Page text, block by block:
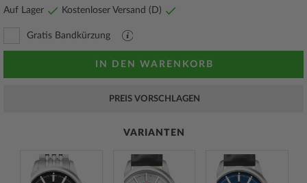
Auf Lager Kostenloser Versand (D)
Gratis BandkürzungPDF
Datei
mit
Erläuterungen
IN DEN WARENKORB
PREIS VORSCHLAGEN
VARIANTEN